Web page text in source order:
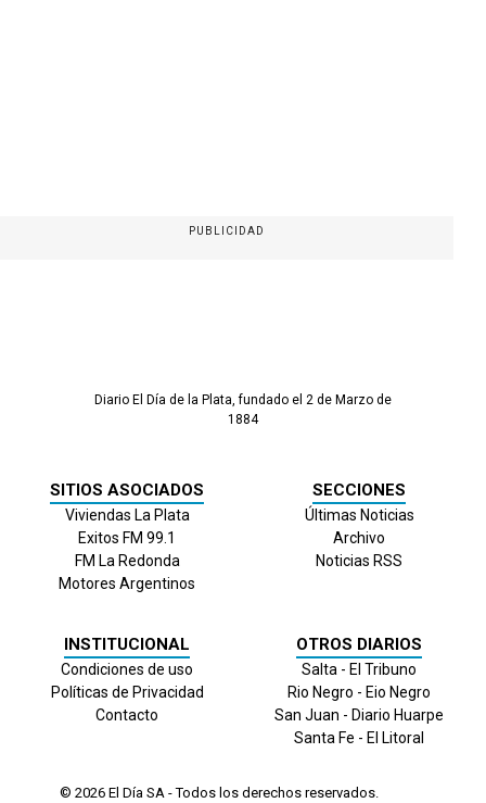
PUBLICIDAD
Diario El Día de la Plata, fundado el 2 de Marzo de
1884
SITIOS ASOCIADOS
Viviendas La Plata
Exitos FM 99.1
FM La Redonda
Motores Argentinos
SECCIONES
Últimas Noticias
Archivo
Noticias RSS
INSTITUCIONAL
Condiciones de uso
Políticas de Privacidad
Contacto
OTROS DIARIOS
Salta - El Tribuno
Rio Negro - Eio Negro
San Juan - Diario Huarpe
Santa Fe - El Litoral
© 2026 El Día SA - Todos los derechos reservados.